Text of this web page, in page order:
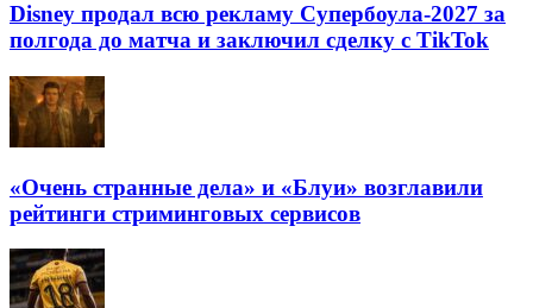
Disney продал всю рекламу Супербоула-2027 за
полгода до матча и заключил сделку с TikTok
«Очень странные дела» и «Блуи» возглавили
рейтинги стриминговых сервисов